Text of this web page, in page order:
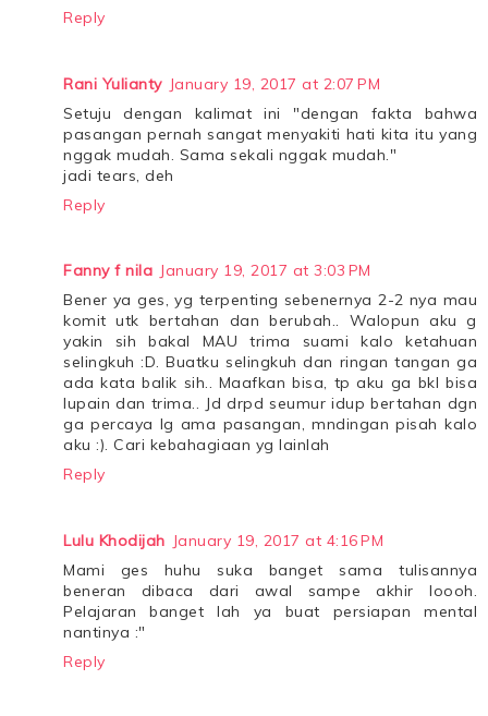
Reply
Rani Yulianty January 19, 2017 at 2:07 PM
Setuju dengan kalimat ini "dengan fakta bahwa
pasangan pernah sangat menyakiti hati kita itu yang
nggak mudah. Sama sekali nggak mudah."
jadi tears, deh
Reply
Fanny f nila January 19, 2017 at 3:03 PM
Bener ya ges, yg terpenting sebenernya 2-2 nya mau
komit utk bertahan dan berubah.. Walopun aku g
yakin sih bakal MAU trima suami kalo ketahuan
selingkuh :D. Buatku selingkuh dan ringan tangan ga
ada kata balik sih.. Maafkan bisa, tp aku ga bkl bisa
lupain dan trima.. Jd drpd seumur idup bertahan dgn
ga percaya lg ama pasangan, mndingan pisah kalo
aku :). Cari kebahagiaan yg lainlah
Reply
Lulu Khodijah January 19, 2017 at 4:16 PM
Mami ges huhu suka banget sama tulisannya
beneran dibaca dari awal sampe akhir loooh.
Pelajaran banget lah ya buat persiapan mental
nantinya :"
Reply